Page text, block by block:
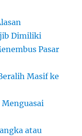
Dimiliki
Pasar
Masif ke
atau